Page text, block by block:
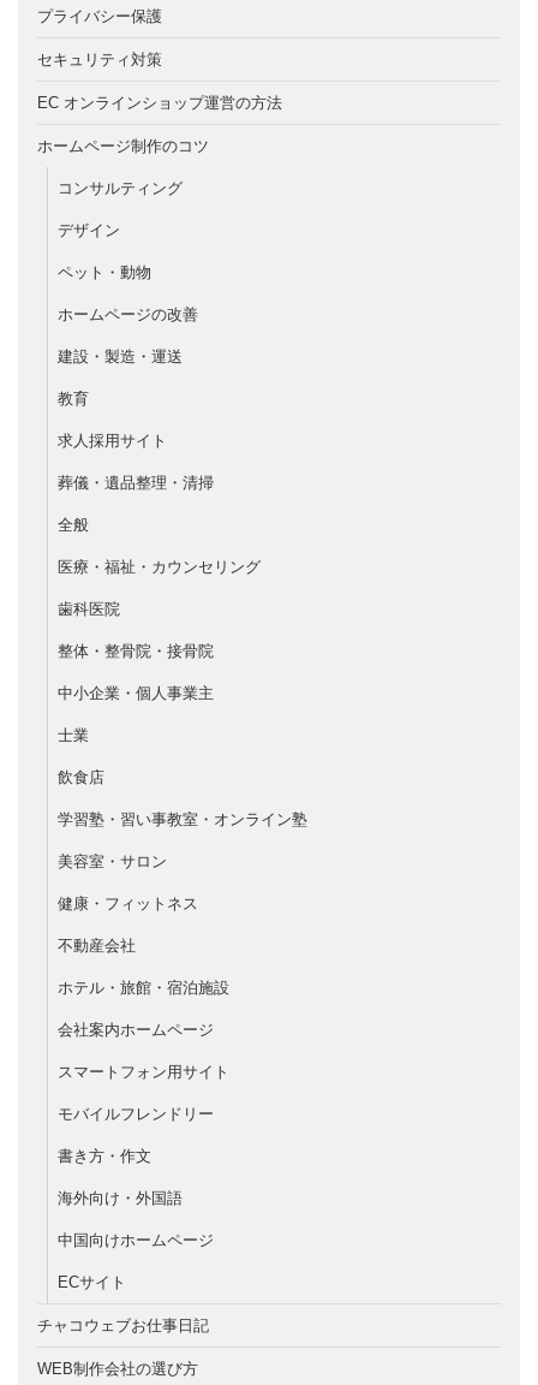
プライバシー保護
セキュリティ対策
EC オンラインショップ運営の方法
ホームページ制作のコツ
コンサルティング
デザイン
ペット・動物
ホームページの改善
建設・製造・運送
教育
求人採用サイト
葬儀・遺品整理・清掃
全般
医療・福祉・カウンセリング
歯科医院
整体・整骨院・接骨院
中小企業・個人事業主
士業
飲食店
学習塾・習い事教室・オンライン塾
美容室・サロン
健康・フィットネス
不動産会社
ホテル・旅館・宿泊施設
会社案内ホームページ
スマートフォン用サイト
モバイルフレンドリー
書き方・作文
海外向け・外国語
中国向けホームページ
ECサイト
チャコウェブお仕事日記
WEB制作会社の選び方